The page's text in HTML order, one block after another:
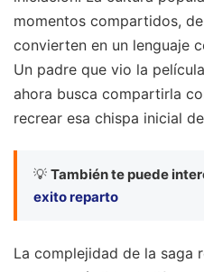
momentos compartidos,
convierten en un lenguaje
Un padre que vio la
ahora busca compartirla
recrear esa chispa inicial
💡 También te puede
exito reparto
La complejidad de la saga